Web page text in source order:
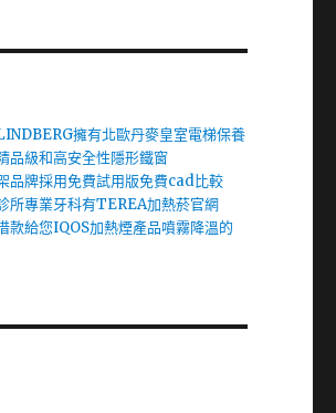
擁有北歐丹麥皇室電梯保養
品級和高安全性隱形鐵窗
品牌採用免費試用版免費cad比較
所專業牙科有TEREA加熱菸官網
款給您IQOS加熱煙產品噴霧降溫的